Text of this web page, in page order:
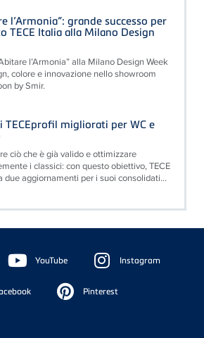
l’Armonia”: grande successo per
TECE Italia alla Milano Design
l’Armonia” alla Milano Design Week
colore e innovazione nello showroom
by Smir.
TECEprofil migliorati per WC e
ciò che è già valido e ottimizzare
i classici: con questo obiettivo, TECE
due aggiornamenti per i suoi consolidati...
YouTube Instagram
Pinterest